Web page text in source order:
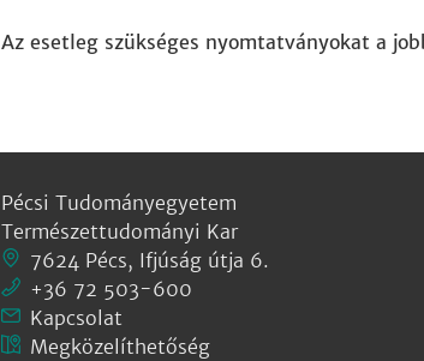
Az esetleg szükséges nyomtatványokat a
Pécsi Tudományegyetem
Természettudományi Kar
7624 Pécs, Ifjúság útja 6.
+36 72 503-600
Kapcsolat
Megközelíthetőség